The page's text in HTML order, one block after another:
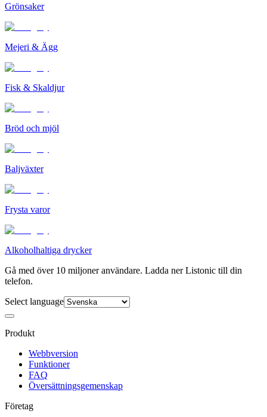
Grönsaker
Mejeri & Ägg
Fisk & Skaldjur
Bröd och mjöl
Baljväxter
Frysta varor
Alkoholhaltiga drycker
Gå med över 10 miljoner användare. Ladda ner Listonic till din
telefon.
Select language
Produkt
Webbversion
Funktioner
FAQ
Översättningsgemenskap
Företag